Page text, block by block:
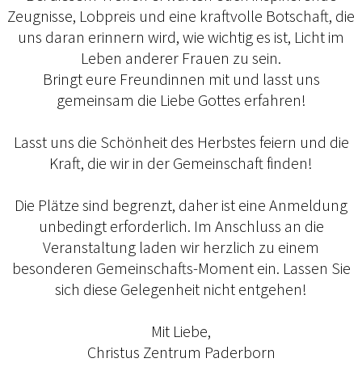
Zeugnisse, Lobpreis und eine kraftvolle Botschaft, die
uns daran erinnern wird, wie wichtig es ist, Licht im
Leben anderer Frauen zu sein.
Bringt eure Freundinnen mit und lasst uns
gemeinsam die Liebe Gottes erfahren!
Lasst uns die Schönheit des Herbstes feiern und die
Kraft, die wir in der Gemeinschaft finden!
Die Plätze sind begrenzt, daher ist eine Anmeldung
unbedingt erforderlich. Im Anschluss an die
Veranstaltung laden wir herzlich zu einem
besonderen Gemeinschafts-Moment ein. Lassen Sie
sich diese Gelegenheit nicht entgehen!
Mit Liebe,
Christus Zentrum Paderborn